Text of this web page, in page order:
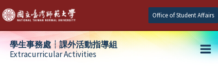
Skip
to
content
Office of Student Affairs
學生事務處┆課外活動指導組
Extracurricular Activities